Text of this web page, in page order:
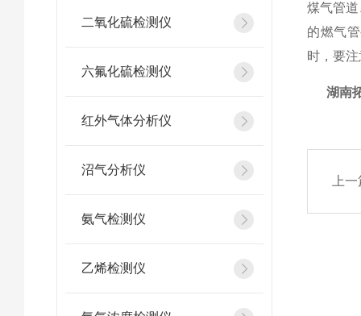
二氧化硫检测仪
六氟化硫检测仪
红外气体分析仪
沼气分析仪
氨气检测仪
乙烯检测仪
煤气管
的燃气
时，要
湖南
上